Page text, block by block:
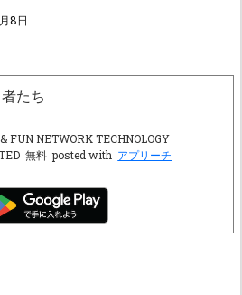
8日
たち
FUN NETWORK TECHNOLOGY
無料 posted with アプリーチ